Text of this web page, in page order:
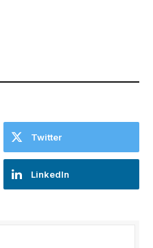
Twitter
LinkedIn